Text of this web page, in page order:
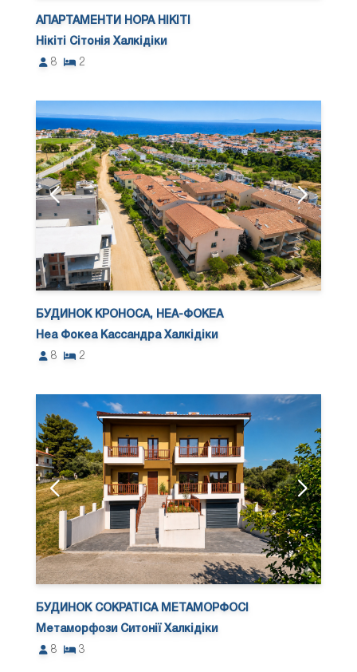
АПАРТАМЕНТИ НОРА НІКІТІ
Нікіті Сітонія Халкідіки
8
2
БУДИНОК КРОНОСА, НЕА-ФОКЕА
Неа Фокеа Кассандра Халкідіки
8
2
БУДИНОК СОКРАТІСА МЕТАМОРФОСІ
Метаморфози Ситонії Халкідіки
8
3